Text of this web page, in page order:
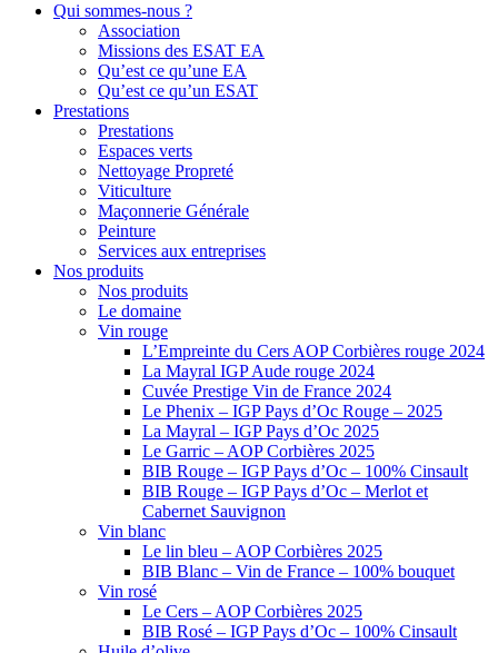
Qui sommes-nous ?
Association
Missions des ESAT EA
Qu’est ce qu’une EA
Qu’est ce qu’un ESAT
Prestations
Prestations
Espaces verts
Nettoyage Propreté
Viticulture
Maçonnerie Générale
Peinture
Services aux entreprises
Nos produits
Nos produits
Le domaine
Vin rouge
L’Empreinte du Cers AOP Corbières rouge 2024
La Mayral IGP Aude rouge 2024
Cuvée Prestige Vin de France 2024
Le Phenix – IGP Pays d’Oc Rouge – 2025
La Mayral – IGP Pays d’Oc 2025
Le Garric – AOP Corbières 2025
BIB Rouge – IGP Pays d’Oc – 100% Cinsault
BIB Rouge – IGP Pays d’Oc – Merlot et
Cabernet Sauvignon
Vin blanc
Le lin bleu – AOP Corbières 2025
BIB Blanc – Vin de France – 100% bouquet
Vin rosé
Le Cers – AOP Corbières 2025
BIB Rosé – IGP Pays d’Oc – 100% Cinsault